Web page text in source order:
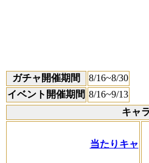
ガチャ開催期間
8/16~8/30
イベント開催期間 8/16~9/13
キャラ
当たりキャ